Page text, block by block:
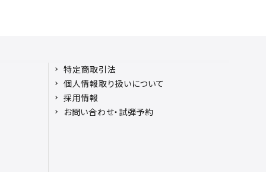
特定商取引法
個人情報取り扱いについて
採用情報
お問い合わせ・試弾予約